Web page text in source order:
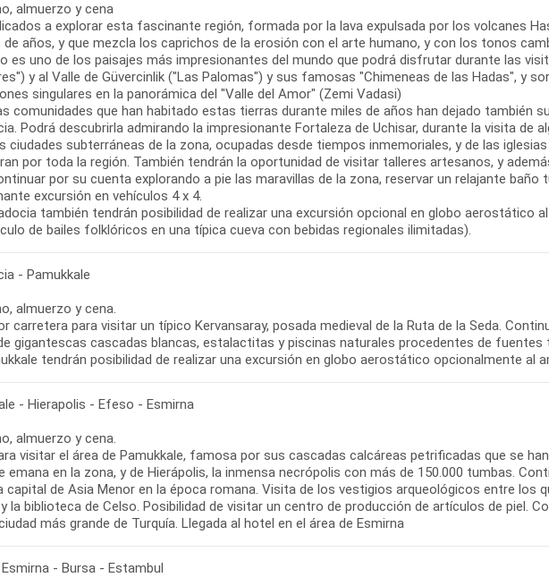
almuerzo y cena
a explorar esta fascinante región, formada por la lava expulsada por los volcanes
de años, y que mezcla los caprichos de la erosión con el arte humano, y con los tonos
es uno de los paisajes más impresionantes del mundo que podrá disfrutar durante las
y al Valle de Güvercinlik ("Las Palomas") y sus famosas "Chimeneas de las Hadas", y
singulares en la panorámica del "Valle del Amor" (Zemi Vadasi)
comunidades que han habitado estas tierras durante miles de años han dejado también
Podrá descubrirla admirando la impresionante Fortaleza de Uchisar, durante la visita de
ciudades subterráneas de la zona, ocupadas desde tiempos inmemoriales, y de las
por toda la región. También tendrán la oportunidad de visitar talleres artesanos, y
por su cuenta explorando a pie las maravillas de la zona, reservar un relajante baño
excursión en vehículos 4 x 4.
también tendrán posibilidad de realizar una excursión opcional en globo aerostático
de bailes folklóricos en una típica cueva con bebidas regionales ilimitadas).
- Pamukkale
almuerzo y cena.
carretera para visitar un típico Kervansaray, posada medieval de la Ruta de la Seda.
gigantescas cascadas blancas, estalactitas y piscinas naturales procedentes de fuentes
tendrán posibilidad de realizar una excursión en globo aerostático opcionalmente al
- Hierapolis - Efeso - Esmirna
almuerzo y cena.
visitar el área de Pamukkale, famosa por sus cascadas calcáreas petrificadas que se
emana en la zona, y de Hierápolis, la inmensa necrópolis con más de 150.000 tumbas.
capital de Asia Menor en la época romana. Visita de los vestigios arqueológicos entre los
la biblioteca de Celso. Posibilidad de visitar un centro de producción de artículos de piel.
más grande de Turquía. Llegada al hotel en el área de Esmirna
- Bursa - Estambul